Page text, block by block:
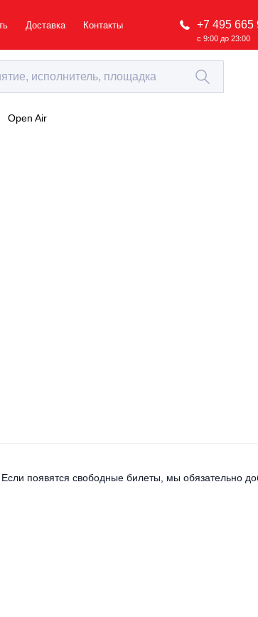
Доставка Контакты +7 495 665
с 9:00 до 23:00
Open Air
появятся свободные билеты, мы обязательно